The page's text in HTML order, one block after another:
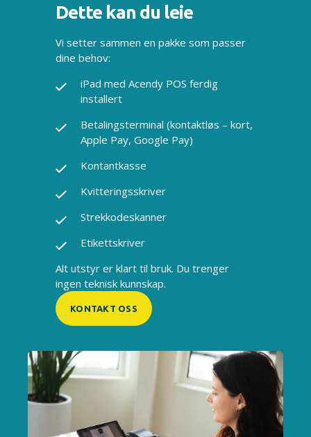
Dette kan du leie
Vi setter sammen en pakke som passer
dine behov:
iPad med Acendy POS ferdig
installert
Betalingsterminal (kontaktløs – kort,
Apple Pay, Google Pay)
Kontantkasse
Kvitteringsskriver
Strekkodeskanner
Etikettskriver
Alt utstyr er klart til bruk. Du trenger
ingen teknisk kunnskap.
KONTAKT OSS